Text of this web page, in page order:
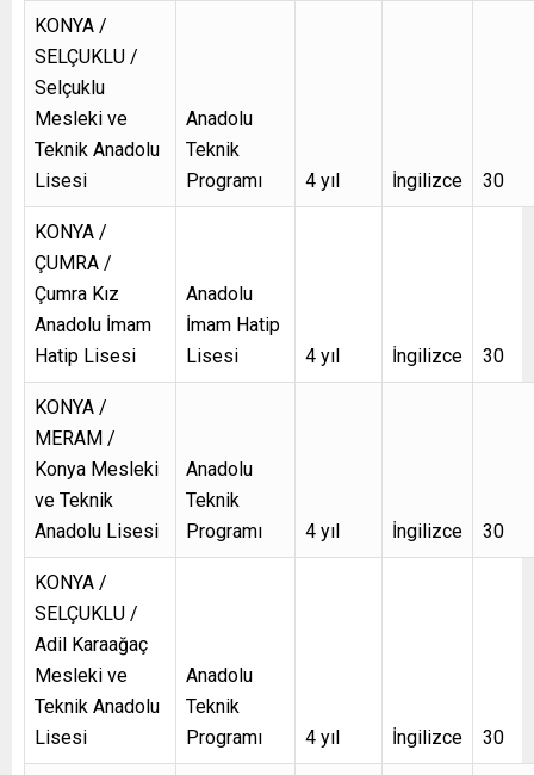
KONYA /
SELÇUKLU /
Selçuklu
Mesleki ve
Teknik Anadolu
Lisesi
Anadolu
Teknik
Programı
4 yıl İngilizce 30
KONYA /
ÇUMRA /
Çumra Kız
Anadolu İmam
Hatip Lisesi
Anadolu
İmam Hatip
Lisesi
4 yıl İngilizce 30
KONYA /
MERAM /
Konya Mesleki
ve Teknik
Anadolu Lisesi
Anadolu
Teknik
Programı
4 yıl İngilizce 30
KONYA /
SELÇUKLU /
Adil Karaağaç
Mesleki ve
Teknik Anadolu
Lisesi
Anadolu
Teknik
Programı
4 yıl İngilizce 30